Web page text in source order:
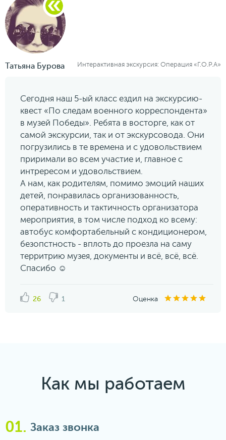
Татьяна Бурова Интерактивная экскурсия: Операция «Г.О.Р.А»
Сегодня наш 5-ый класс ездил на экскурсию-
квест «По следам военного корреспондента»
в музей Победы». Ребята в восторге, как от
самой экскурсии, так и от экскурсовода. Они
погрузились в те времена и с удовольствием
приримали во всем участие и, главное с
интрересом и удовольствием.
А нам, как родителям, помимо эмоций наших
детей, понравилась организованность,
оперативность и тактичность организатора
мероприятия, в том числе подход ко всему:
автобус комфортабельный с кондиционером,
безопстность - вплоть до проезла на саму
территрию музея, документы и всё, всё, всё.
Спасибо ☺️
26 1 Оценка
Как мы работаем
Заказ звонка